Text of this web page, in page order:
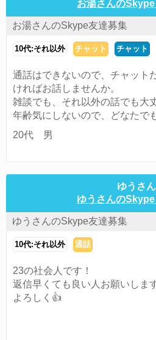
お湯さんの
お湯さんのSkype友達募集
10代:それ以外 チャット チャット
通話はできないので、チャット
ければお話しませんか。
雑談でも、それ以外の話でも大
年齢気にしないので、どなたで
20代 男
ゆうさん
ゆうさんの
ゆうさんのSkype友達募集
10代:それ以外 通話
23の社会人です！
返信早くても良い人お願いしま
よろしく👍